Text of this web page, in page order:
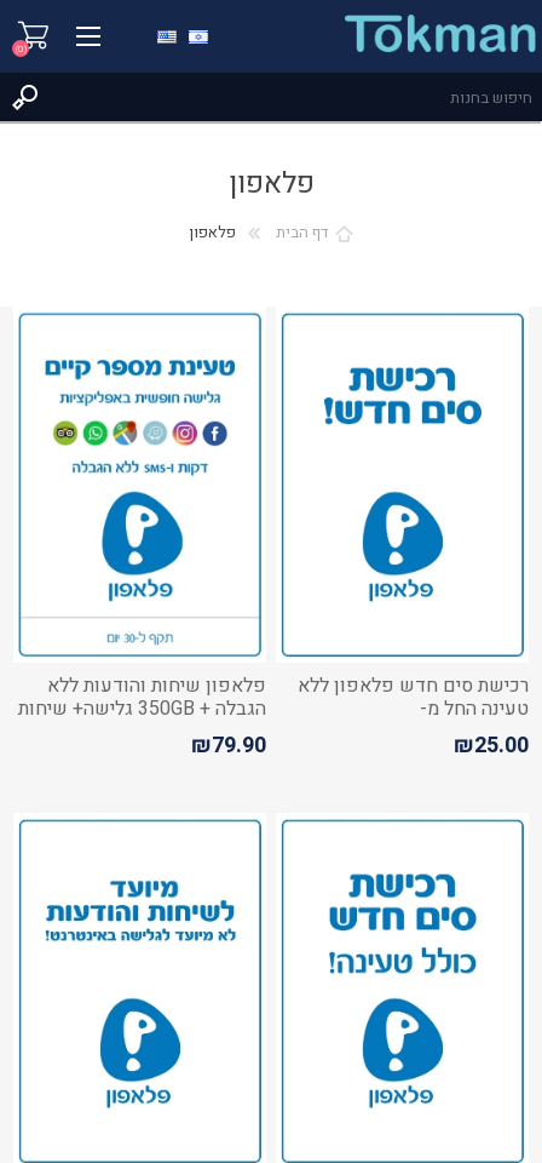
(0)
פלאפון
דף הבית פלאפון
רכישת סים חדש פלאפון ללא
טעינה החל מ-
₪25.00
פלאפון שיחות והודעות ללא
הגבלה + 350GB גלישה+ שיחות
מישראל לחו"ל
₪79.90